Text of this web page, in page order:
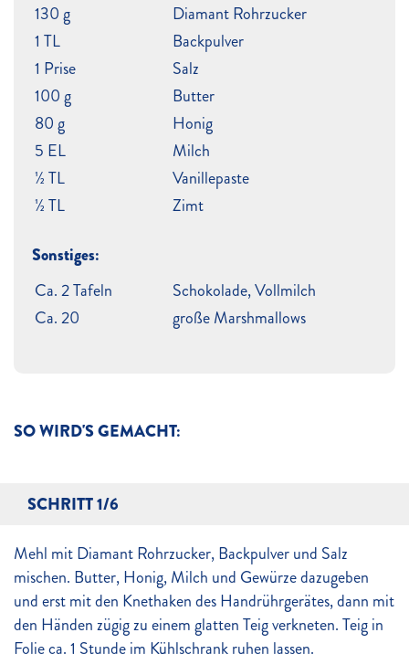
SO WIRD'S GEMACHT:
SCHRITT 1/6
Mehl mit Diamant Rohrzucker, Backpulver und Salz
mischen. Butter, Honig, Milch und Gewürze dazugeben
und erst mit den Knethaken des Handrührgerätes, dann mit
den Händen zügig zu einem glatten Teig verkneten. Teig in
Folie ca. 1 Stunde im Kühlschrank ruhen lassen.
130 g
Diamant Rohrzucker
1 TL
Backpulver
1 Prise
Salz
100 g
Butter
80 g
Honig
5 EL
Milch
½ TL
Vanillepaste
½ TL
Zimt
Sonstiges:
Ca. 2 Tafeln
Schokolade, Vollmilch
Ca. 20
große Marshmallows